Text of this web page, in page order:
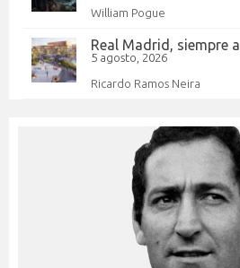
William Pogue
Real Madrid, siempre
5 agosto, 2026
Ricardo Ramos Neira